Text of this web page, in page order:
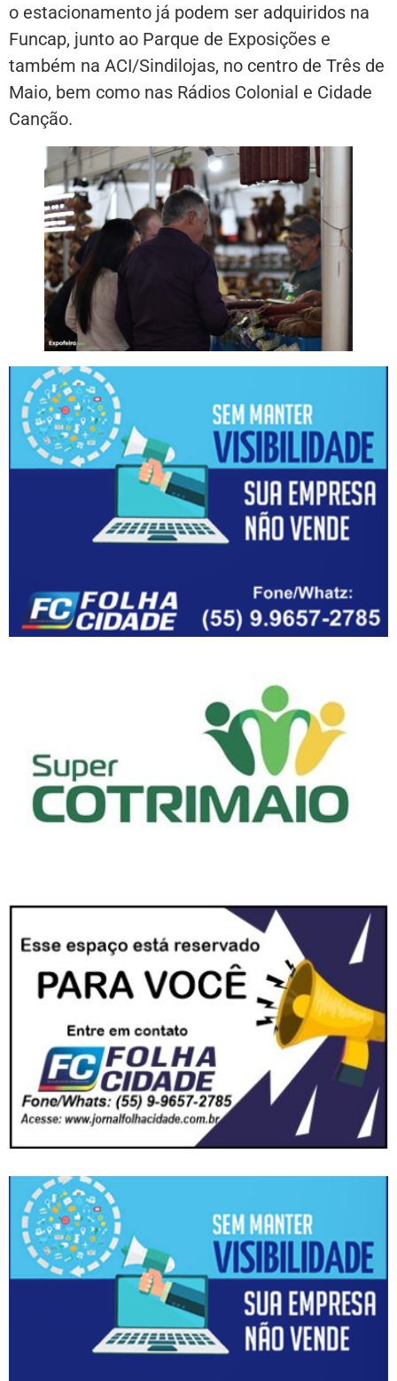
o estacionamento já podem ser adquiridos na
Funcap, junto ao Parque de Exposições e
também na ACI/Sindilojas, no centro de Três de
Maio, bem como nas Rádios Colonial e Cidade
Canção.